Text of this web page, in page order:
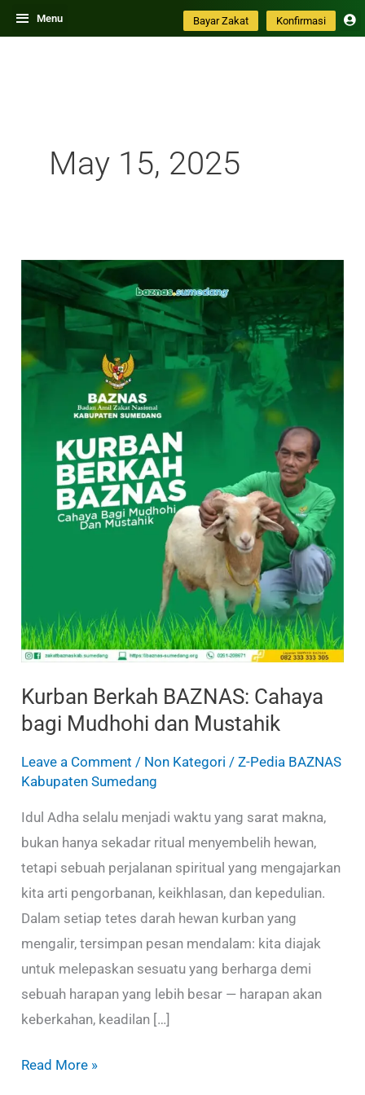
Skip
to
Menu Bayar Zakat Konfirmasi
May 15, 2025
Kurban Berkah BAZNAS: Cahaya
bagi Mudhohi dan Mustahik
Leave a Comment / Non Kategori /Z-Pedia BAZNAS
Kabupaten Sumedang
Idul Adha selalu menjadi waktu yang sarat makna,
bukan hanya sekadar ritual menyembelih hewan,
tetapi sebuah perjalanan spiritual yang mengajarkan
kita arti pengorbanan, keikhlasan, dan kepedulian.
Dalam setiap tetes darah hewan kurban yang
mengalir, tersimpan pesan mendalam: kita diajak
untuk melepaskan sesuatu yang berharga demi
sebuah harapan yang lebih besar — harapan akan
keberkahan, keadilan […]
Kurban
Berkah
BAZNAS:
Cahaya
bagi
Mustahik
Read More »